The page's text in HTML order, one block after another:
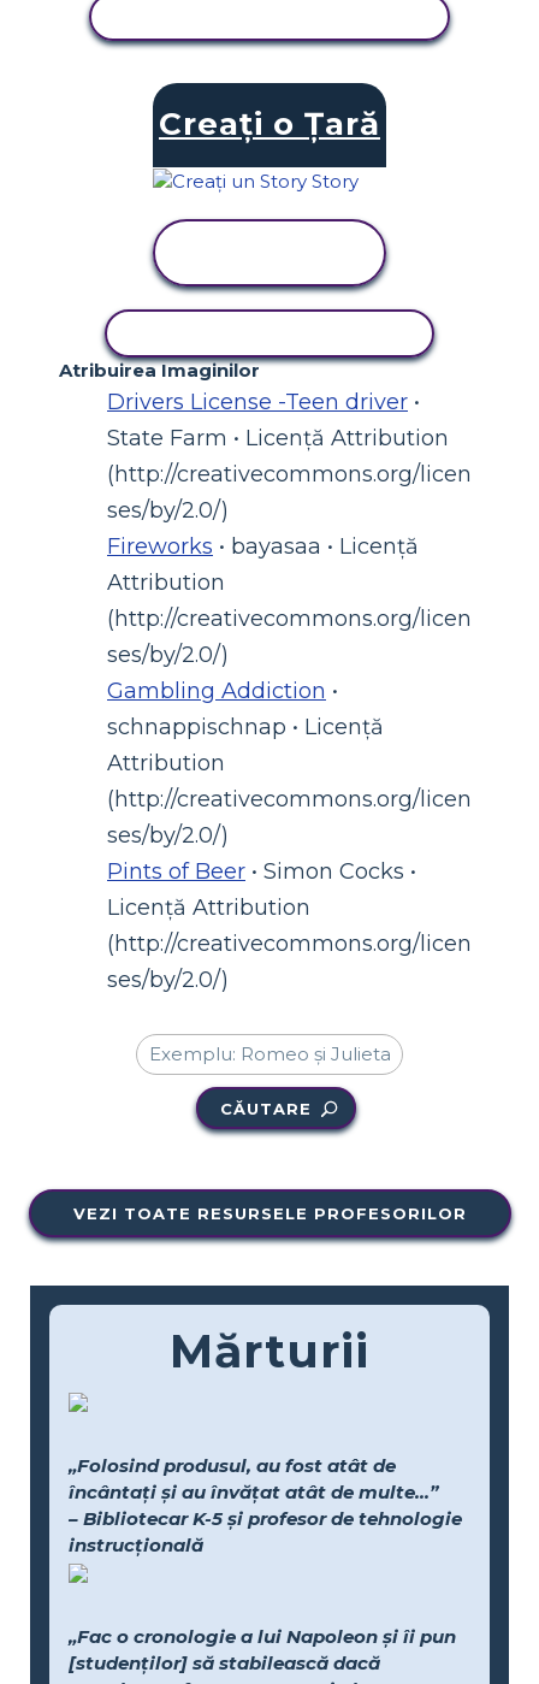
Creați o Țară
Atribuirea Imaginilor
Drivers License -Teen driver •
State Farm • Licență Attribution
(http://creativecommons.org/licen
ses/by/2.0/)
Fireworks • bayasaa • Licență
Attribution
(http://creativecommons.org/licen
ses/by/2.0/)
Gambling Addiction •
schnappischnap • Licență
Attribution
(http://creativecommons.org/licen
ses/by/2.0/)
Pints of Beer • Simon Cocks •
Licență Attribution
(http://creativecommons.org/licen
ses/by/2.0/)
CĂUTARE
VEZI TOATE RESURSELE PROFESORILOR
Mărturii
„Folosind produsul, au fost atât de
încântați și au învățat atât de multe...”
– Bibliotecar K-5 și profesor de tehnologie
instrucțională
„Fac o cronologie a lui Napoleon și îi pun
[studenților] să stabilească dacă